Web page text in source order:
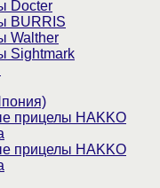
Docter
BURRIS
Walther
Sightmark
прицелы HAKKO
прицелы HAKKO